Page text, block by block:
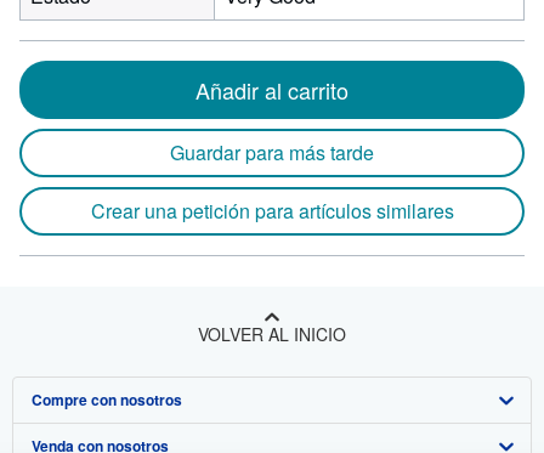
Añadir al carrito
Guardar para más tarde
Crear una petición para artículos similares
VOLVER AL INICIO
Compre con nosotros
Búsqueda avanzada
Venda con nosotros